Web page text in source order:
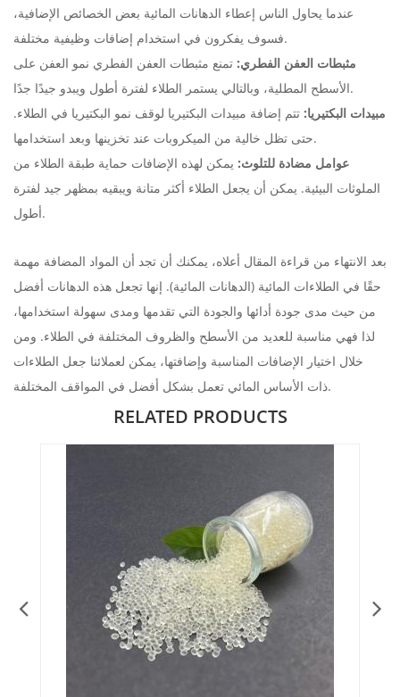
عندما يحاول الناس إعطاء الدهانات المائية بعض الخصائص الإضافية،
فسوف يفكرون في استخدام إضافات وظيفية مختلفة.
مثبطات العفن الفطري: تمنع مثبطات العفن الفطري نمو العفن على
الأسطح المطلية، وبالتالي يستمر الطلاء لفترة أطول ويبدو جيدًا جدًا.
مبيدات البكتيريا: تتم إضافة مبيدات البكتيريا لوقف نمو البكتيريا في الطلاء.
حتى تظل خالية من الميكروبات عند تخزينها وبعد استخدامها.
عوامل مضادة للتلوث: يمكن لهذه الإضافات حماية طبقة الطلاء من
الملوثات البيئية. يمكن أن يجعل الطلاء أكثر متانة ويبقيه بمظهر جيد لفترة
أطول.
بعد الانتهاء من قراءة المقال أعلاه، يمكنك أن تجد أن المواد المضافة مهمة
حقًا في الطلاءات المائية (الدهانات المائية). إنها تجعل هذه الدهانات أفضل
من حيث مدى جودة أدائها والجودة التي تقدمها ومدى سهولة استخدامها،
لذا فهي مناسبة للعديد من الأسطح والظروف المختلفة في الطلاء. ومن
خلال اختيار الإضافات المناسبة وإضافتها، يمكن لعملائنا جعل الطلاءات
ذات الأساس المائي تعمل بشكل أفضل في المواقف المختلفة.
RELATED PRODUCTS